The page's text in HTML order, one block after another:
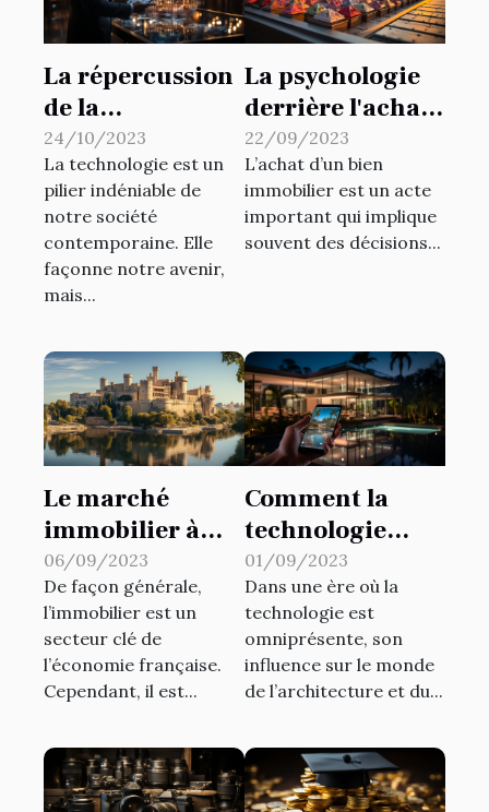
La répercussion
de la
technologie
dans la gestion
d'une entreprise
24/10/2023
La technologie est un
pilier indéniable de
notre société
contemporaine. Elle
façonne notre avenir,
mais...
La psychologie
derrière l'achat
de biens
immobiliers
22/09/2023
L’achat d’un bien
immobilier est un acte
important qui implique
souvent des décisions...
Le marché
immobilier à
Avignon: une
analyse
économique
06/09/2023
De façon générale,
l’immobilier est un
secteur clé de
l’économie française.
Cependant, il est...
Comment la
technologie
influence-t-elle
la conception
d'habitat
moderne?
01/09/2023
Dans une ère où la
technologie est
omniprésente, son
influence sur le monde
de l’architecture et du...